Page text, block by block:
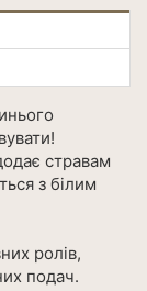
стравам
з білим
ролів,
подач.